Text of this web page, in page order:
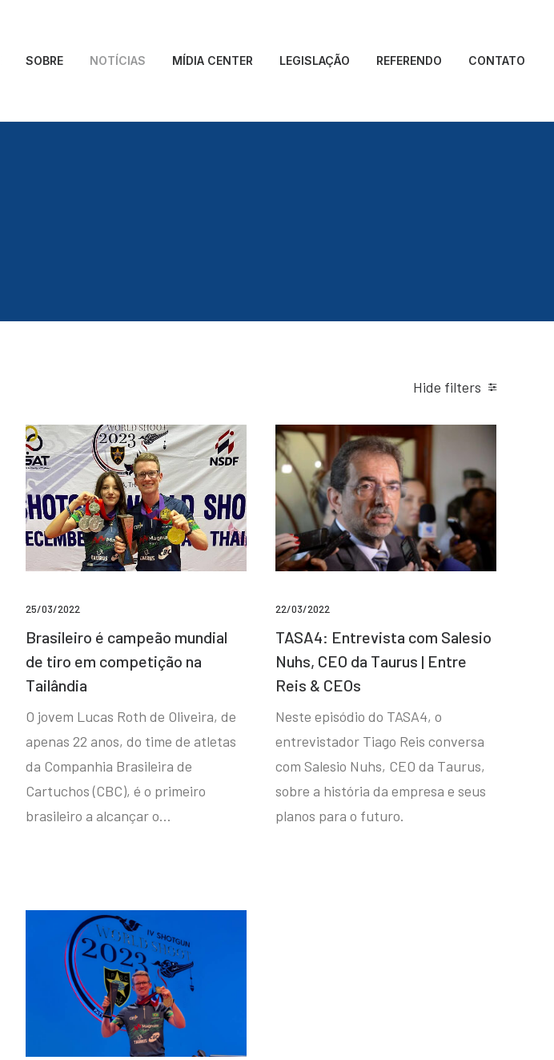
SOBRE NOTÍCIAS MÍDIA CENTER LEGISLAÇÃO REFERENDO CONTATO
Hide filters
25/03/2022
Brasileiro é campeão mundial
de tiro em competição na
Tailândia
O jovem Lucas Roth de Oliveira, de
apenas 22 anos, do time de atletas
da Companhia Brasileira de
Cartuchos (CBC), é o primeiro
brasileiro a alcançar o…
22/03/2022
TASA4: Entrevista com Salesio
Nuhs, CEO da Taurus | Entre
Reis & CEOs
Neste episódio do TASA4, o
entrevistador Tiago Reis conversa
com Salesio Nuhs, CEO da Taurus,
sobre a história da empresa e seus
planos para o futuro.